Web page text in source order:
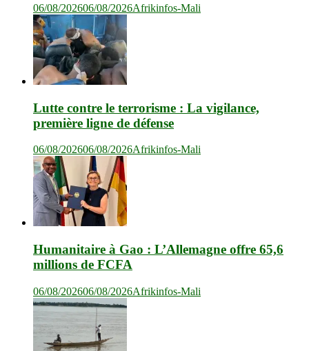
06/08/202606/08/2026Afrikinfos-Mali
Lutte contre le terrorisme : La vigilance,
première ligne de défense
06/08/202606/08/2026Afrikinfos-Mali
Humanitaire à Gao : L’Allemagne offre 65,6
millions de FCFA
06/08/202606/08/2026Afrikinfos-Mali